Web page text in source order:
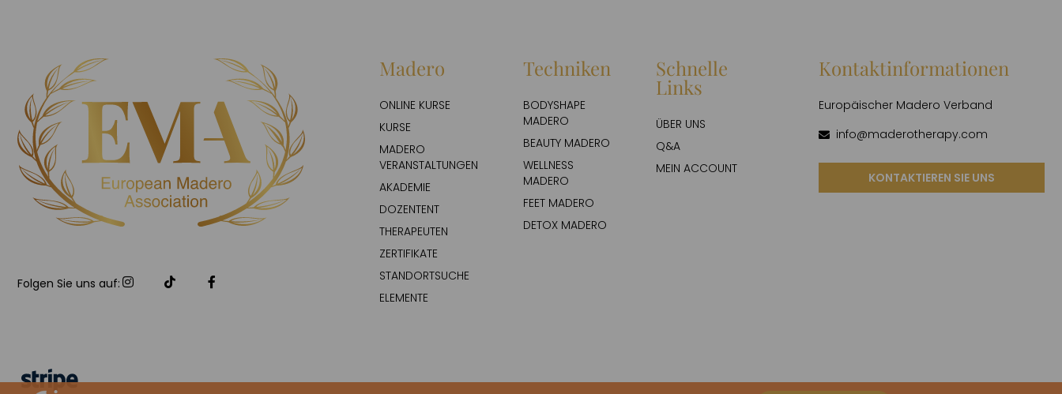
Folgen Sie uns auf:
Madero
ONLINE KURSE
KURSE
MADERO
VERANSTALTUNGEN
AKADEMIE
DOZENTENT
THERAPEUTEN
ZERTIFIKATE
STANDORTSUCHE
ELEMENTE
Techniken
BODYSHAPE
MADERO
BEAUTY MADERO
WELLNESS
MADERO
FEET MADERO
DETOX MADERO
Schnelle
Links
ÜBER UNS
Q&A
MEIN ACCOUNT
Kontaktinformationen
Europäischer Madero Verband
info@maderotherapy.com
KONTAKTIEREN SIE UNS